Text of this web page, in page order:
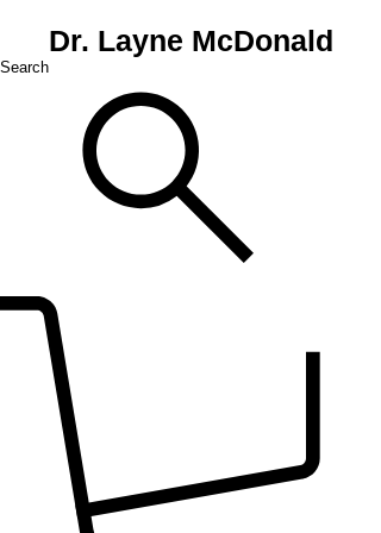
Dr. Layne McDonald
Search